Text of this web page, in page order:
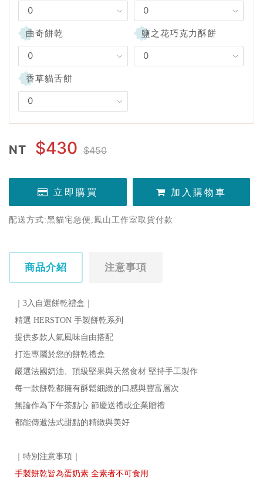
曲奇餅乾 鹽之花巧克力酥餅
香草貓舌餅
NT $430 $450
立即購買 加入購物車
配送方式:黑貓宅急便,鳳山工作室取貨付款
商品介紹 注意事項
｜ 3入自選餅乾禮盒 ｜
精選 HERSTON 手製餅乾系列
提供多款人氣風味自由搭配
打造專屬於您的餅乾禮盒
嚴選法國奶油、頂級堅果與天然食材 堅持手工製作
每一款餅乾都擁有酥鬆細緻的口感與豐富層次
無論作為下午茶點心 節慶送禮或企業贈禮
都能傳遞法式甜點的精緻與美好
｜特別注意事項｜
手製餅乾皆為蛋奶素 全素者不可食用